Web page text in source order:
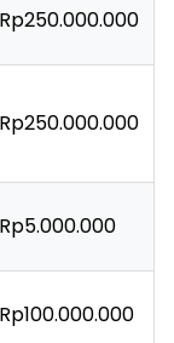
Rp250.000.000
Rp250.000.000
Rp5.000.000
Rp100.000.000